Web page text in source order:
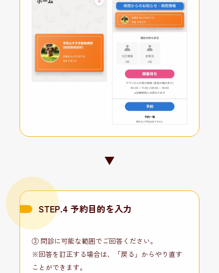
STEP.4 予約目的を入力
③ 問診に可能な範囲でご回答ください。
※回答を訂正する場合は、「戻る」からやり直す
ことができます。